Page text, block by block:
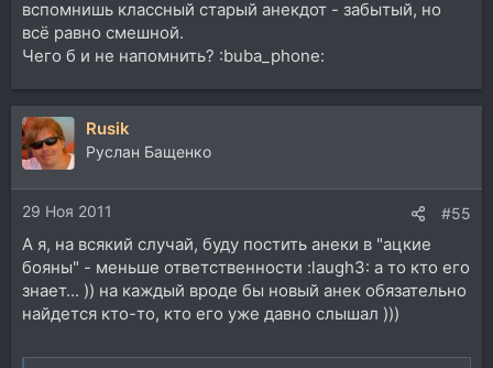
вспомнишь классный старый анекдот - забытый, но
всё равно смешной.
Чего б и не напомнить? :buba_phone:
Rusik
Руслан Бащенко
29 Ноя 2011 #55
А я, на всякий случай, буду постить анеки в "ацкие
бояны" - меньше ответственности :laugh3: а то кто его
знает... )) на каждый вроде бы новый анек обязательно
найдется кто-то, кто его уже давно слышал )))